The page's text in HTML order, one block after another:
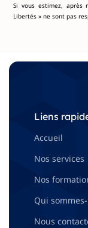
Si vous estimez, après
Libertés » ne sont pas
Liens
Accueil
Nos services
Nos
Qui
Nous